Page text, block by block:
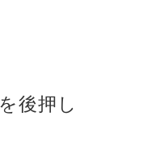
後押し